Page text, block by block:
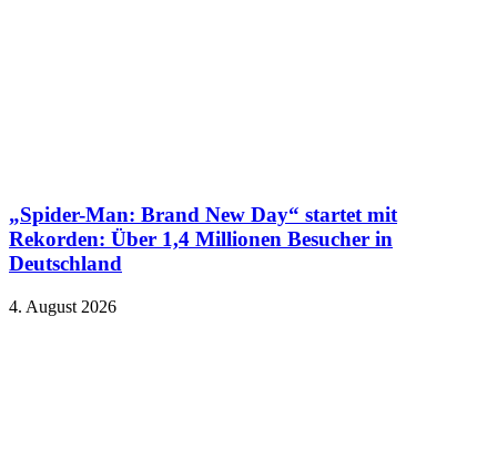
„Spider-Man: Brand New Day“ startet mit
Rekorden: Über 1,4 Millionen Besucher in
Deutschland
4. August 2026